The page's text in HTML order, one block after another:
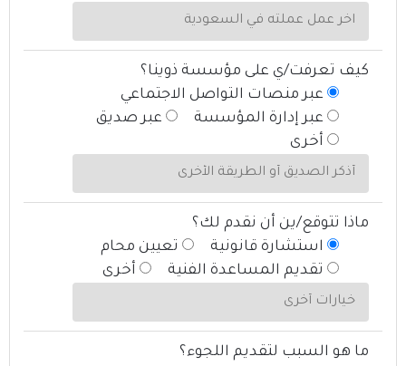
كيف تعرفت/ي على مؤسسة ذوينا؟
عبر منصات التواصل الاجتماعي
عبر إدارة المؤسسة
عبر صديق
أخرى
ماذا تتوقع/ين أن نقدم لك؟
استشارة قانونية
تعيين محام
تقديم المساعدة الفنية
أخرى
ما هو السبب لتقديم اللجوء؟